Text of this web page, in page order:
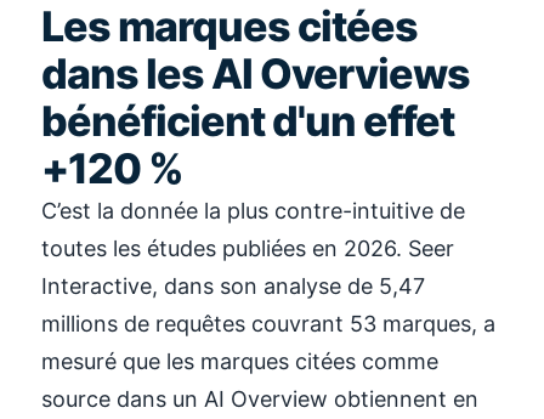
Les marques citées
dans les AI Overviews
bénéficient d'un effet
+120 %
C’est la donnée la plus contre-intuitive de
toutes les études publiées en 2026. Seer
Interactive, dans son analyse de 5,47
millions de requêtes couvrant 53 marques, a
mesuré que les marques citées comme
source dans un AI Overview obtiennent en